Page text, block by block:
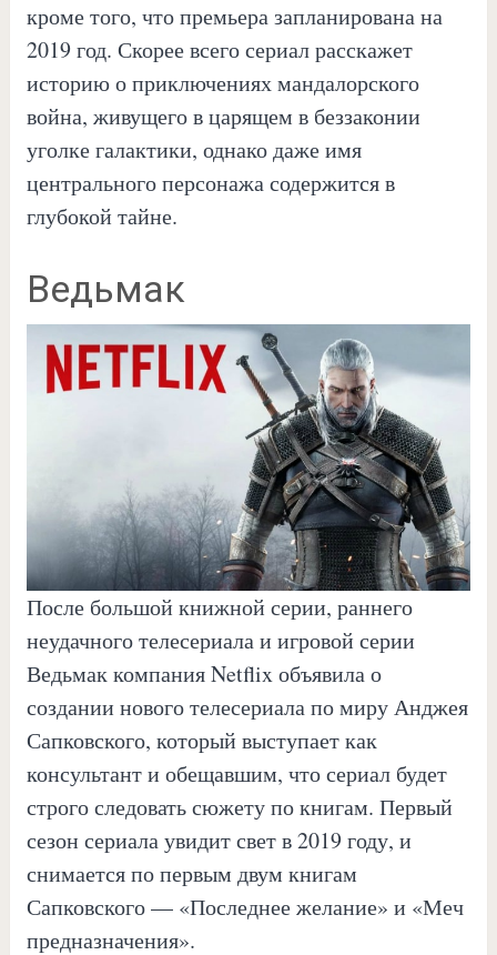
кроме того, что премьера запланирована на
2019 год. Скорее всего сериал расскажет
историю о приключениях мандалорского
война, живущего в царящем в беззаконии
уголке галактики, однако даже имя
центрального персонажа содержится в
глубокой тайне.
Ведьмак
После большой книжной серии, раннего
неудачного телесериала и игровой серии
Ведьмак компания Netflix объявила о
создании нового телесериала по миру Анджея
Сапковского, который выступает как
консультант и обещавшим, что сериал будет
строго следовать сюжету по книгам. Первый
сезон сериала увидит свет в 2019 году, и
снимается по первым двум книгам
Сапковского — «Последнее желание» и «Меч
предназначения».